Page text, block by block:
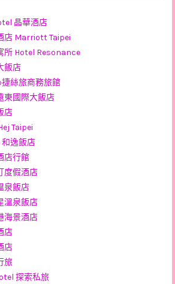
晶華酒店
店 Marriott Taipei
所 Hotel Resonance
飯店
絲旅商務旅館
東國際大飯店
店
Taipei
和逸飯店
店行館
度假酒店
泉飯店
溫泉飯店
海景酒店
店
店
旅
探索私旅